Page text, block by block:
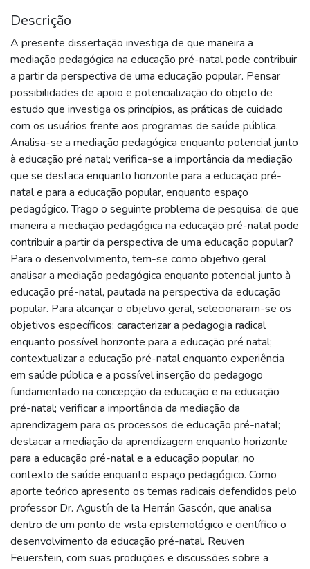
Descrição
A presente dissertação investiga de que maneira a
mediação pedagógica na educação pré-natal pode contribuir
a partir da perspectiva de uma educação popular. Pensar
possibilidades de apoio e potencialização do objeto de
estudo que investiga os princípios, as práticas de cuidado
com os usuários frente aos programas de saúde pública.
Analisa-se a mediação pedagógica enquanto potencial junto
à educação pré natal; verifica-se a importância da mediação
que se destaca enquanto horizonte para a educação pré-
natal e para a educação popular, enquanto espaço
pedagógico. Trago o seguinte problema de pesquisa: de que
maneira a mediação pedagógica na educação pré-natal pode
contribuir a partir da perspectiva de uma educação popular?
Para o desenvolvimento, tem-se como objetivo geral
analisar a mediação pedagógica enquanto potencial junto à
educação pré-natal, pautada na perspectiva da educação
popular. Para alcançar o objetivo geral, selecionaram-se os
objetivos específicos: caracterizar a pedagogia radical
enquanto possível horizonte para a educação pré natal;
contextualizar a educação pré-natal enquanto experiência
em saúde pública e a possível inserção do pedagogo
fundamentado na concepção da educação e na educação
pré-natal; verificar a importância da mediação da
aprendizagem para os processos de educação pré-natal;
destacar a mediação da aprendizagem enquanto horizonte
para a educação pré-natal e a educação popular, no
contexto de saúde enquanto espaço pedagógico. Como
aporte teórico apresento os temas radicais defendidos pelo
professor Dr. Agustín de la Herrán Gascón, que analisa
dentro de um ponto de vista epistemológico e científico o
desenvolvimento da educação pré-natal. Reuven
Feuerstein, com suas produções e discussões sobre a